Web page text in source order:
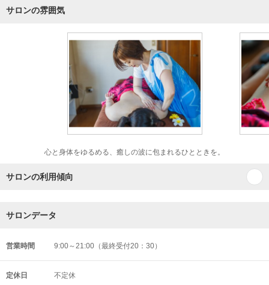
サロンの雰囲気
心と身体をゆるめる、癒しの波に包まれるひとときを。
サロンの利用傾向
サロンデータ
営業時間 9:00～21:00（最終受付20：30）
定休日 不定休